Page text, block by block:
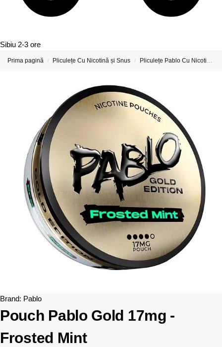
Sibiu 2-3 ore
Prima pagină / Pliculețe Cu Nicotină și Snus / Pliculețe Pablo Cu Nicotină
Brand: Pablo
Pouch Pablo Gold 17mg -
Frosted Mint